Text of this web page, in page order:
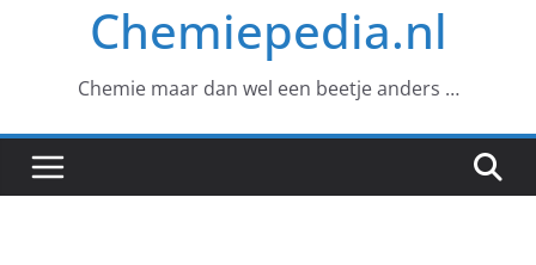
Chemiepedia.nl
Chemie maar dan wel een beetje anders …